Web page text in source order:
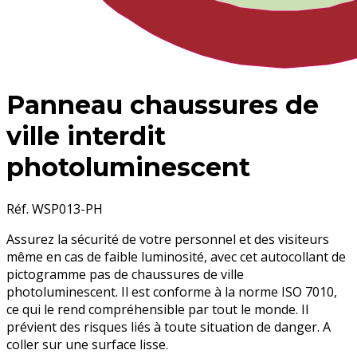
Panneau chaussures de
ville interdit
photoluminescent
Réf. WSP013-PH
Assurez la sécurité de votre personnel et des visiteurs
même en cas de faible luminosité, avec cet autocollant de
pictogramme pas de chaussures de ville
photoluminescent. Il est conforme à la norme ISO 7010,
ce qui le rend compréhensible par tout le monde. Il
prévient des risques liés à toute situation de danger. A
coller sur une surface lisse.